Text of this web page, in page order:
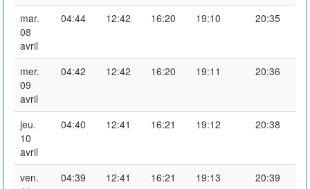
mar.
08
avril
04:44 12:42 16:20 19:10 20:35
mer.
09
avril
04:42 12:42 16:20 19:11 20:36
jeu.
10
avril
04:40 12:41 16:21 19:12 20:38
ven.
04:39 12:41 16:21 19:13 20:39